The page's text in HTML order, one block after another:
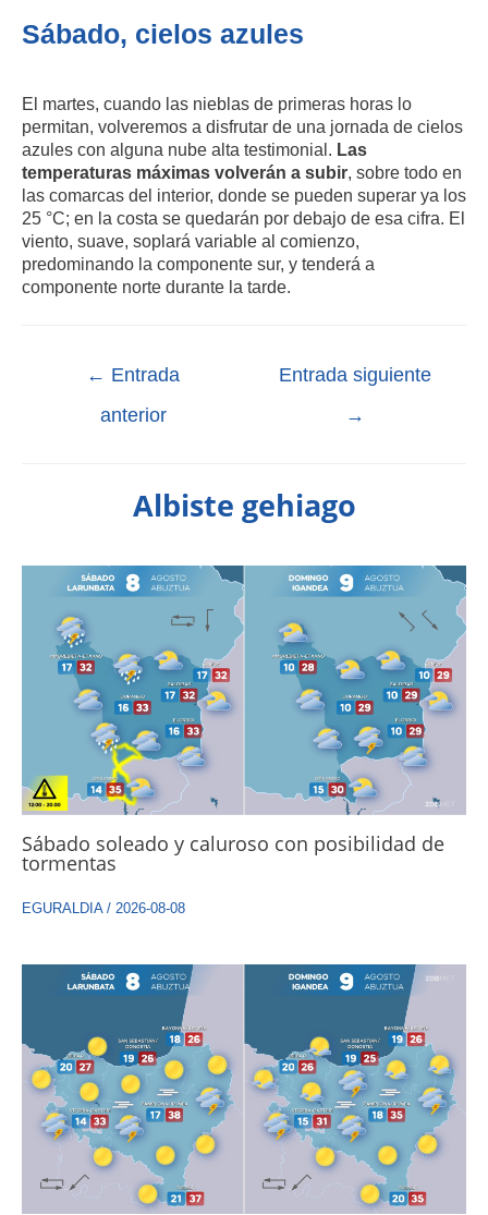
Sábado, cielos azules
El martes, cuando las nieblas de primeras horas lo
permitan, volveremos a disfrutar de una jornada de cielos
azules con alguna nube alta testimonial. Las
temperaturas máximas volverán a subir, sobre todo en
las comarcas del interior, donde se pueden superar ya los
25 °C; en la costa se quedarán por debajo de esa cifra. El
viento, suave, soplará variable al comienzo,
predominando la componente sur, y tenderá a
componente norte durante la tarde.
← Entrada
anterior
Entrada siguiente
→
Albiste gehiago
Sábado soleado y caluroso con posibilidad de
tormentas
EGURALDIA/ 2026-08-08